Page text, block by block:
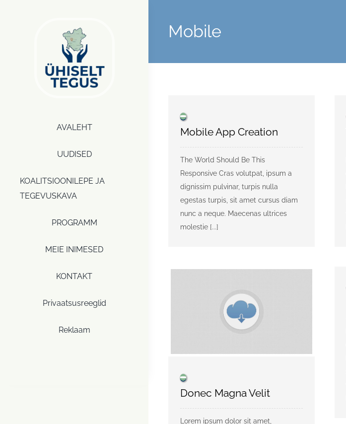
AVALEHT
UUDISED
KOALITSIOONILEPE JA
TEGEVUSKAVA
PROGRAMM
MEIE INIMESED
KONTAKT
Privaatsusreeglid
Reklaam
Mobile
Mobile App Creation
The World Should Be This
Responsive Cras volutpat, ipsum a
dignissim pulvinar, turpis nulla
egestas turpis, sit amet cursus diam
nunc a neque. Maecenas ultrices
molestie [...]
Donec Magna Velit
Lorem ipsum dolor sit amet,